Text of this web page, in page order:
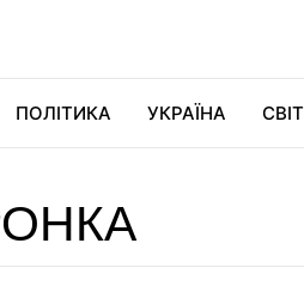
ПОЛІТИКА УКРАЇНА СВІТ